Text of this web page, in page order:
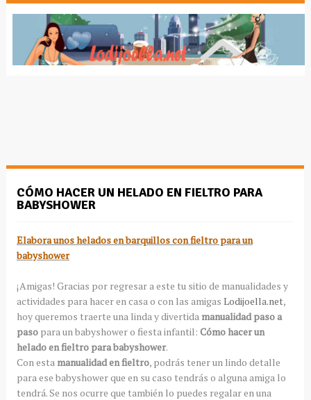
CÓMO HACER UN HELADO EN FIELTRO PARA
BABYSHOWER
Elabora unos helados en barquillos con fieltro para un
babyshower
¡Amigas! Gracias por regresar a este tu sitio de manualidades y
actividades para hacer en casa o con las amigas Lodijoella.net,
hoy queremos traerte una linda y divertida manualidad paso a
pasopara un babyshower o fiesta infantil: Cómo hacer un
helado en fieltro para babyshower.
Con esta manualidad en fieltro, podrás tener un lindo detalle
para ese babyshower que en su caso tendrás o alguna amiga lo
tendrá. Se nos ocurre que también lo puedes regalar en una